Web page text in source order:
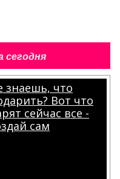
сегодня
знаешь, что
Вот что
сейчас все -
сам